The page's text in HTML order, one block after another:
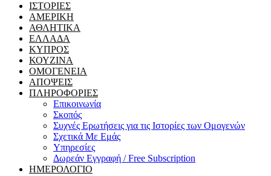
ΙΣΤΟΡΙΕΣ
ΑΜΕΡΙΚΗ
ΑΘΛΗΤΙΚΑ
ΕΛΛΑΔΑ
ΚΥΠΡΟΣ
ΚΟΥΖΙΝΑ
ΟΜΟΓΕΝΕΙΑ
ΑΠΟΨΕΙΣ
ΠΛΗΡΟΦΟΡΙΕΣ
Επικοινωνία
Σκοπός
Συχνές Ερωτήσεις για τις Ιστορίες των Ομογενών
Σχετικά Με Εμάς
Υπηρεσίες
Δωρεάν Εγγραφή / Free Subscription
ΗΜΕΡΟΛΟΓΙΟ